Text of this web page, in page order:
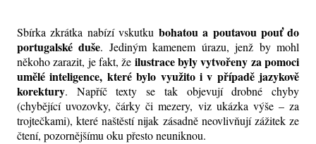
Sbírka zkrátka nabízí vskutku bohatou a poutavou pouť do
portugalské duše. Jediným kamenem úrazu, jenž by mohl
někoho zarazit, je fakt, že ilustrace byly vytvořeny za pomoci
umělé inteligence, které bylo využito i v případě jazykově
korektury. Napříč texty se tak objevují drobné chyby
(chybějící uvozovky, čárky či mezery, viz ukázka výše – za
trojtečkami), které naštěstí nijak zásadně neovlivňují zážitek ze
čtení, pozornějšímu oku přesto neuniknou.